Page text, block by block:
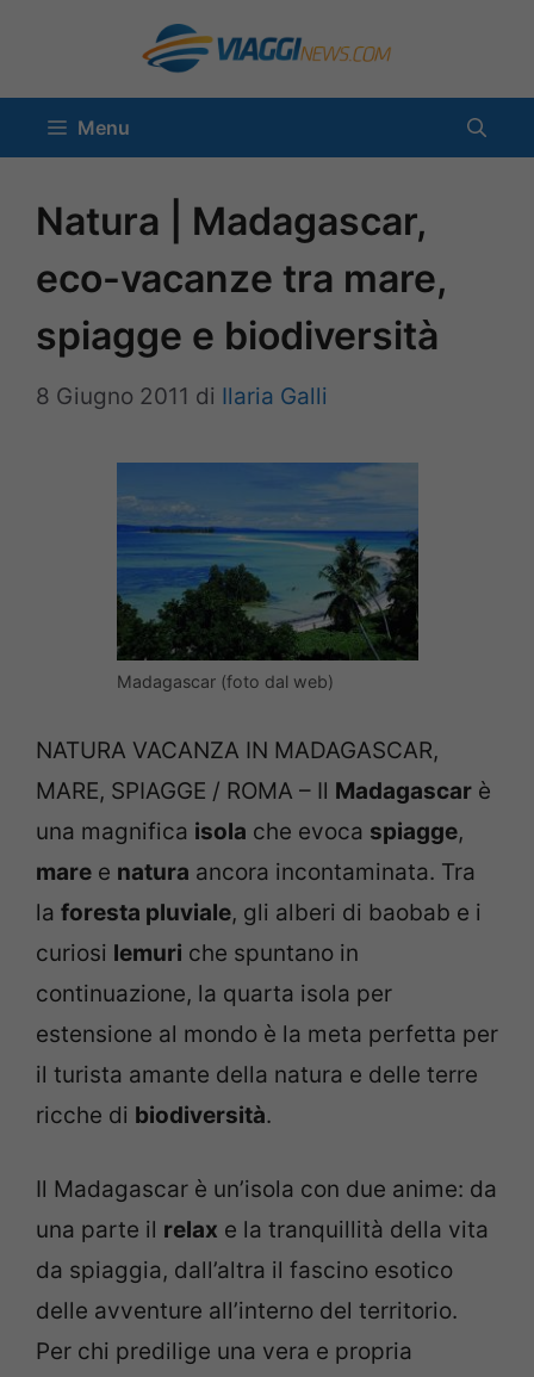
contenuto
Menu
Natura | Madagascar,
eco-vacanze tra mare,
spiagge e biodiversità
8 Giugno 2011 di Ilaria Galli
Madagascar (foto dal web)
NATURA VACANZA IN MADAGASCAR,
MARE, SPIAGGE / ROMA – Il Madagascar è
una magnifica isola che evoca spiagge,
mare e natura ancora incontaminata. Tra
la foresta pluviale, gli alberi di baobab e i
curiosi lemuri che spuntano in
continuazione, la quarta isola per
estensione al mondo è la meta perfetta per
il turista amante della natura e delle terre
ricche di biodiversità.
Il Madagascar è un’isola con due anime: da
una parte il relax e la tranquillità della vita
da spiaggia, dall’altra il fascino esotico
delle avventure all’interno del territorio.
Per chi predilige una vera e propria